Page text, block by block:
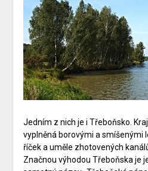
Jedním z nich je i Třeboňsko.
vyplněná borovými a smíšenými
říček a uměle zhotovených
Značnou výhodou Třeboňska je